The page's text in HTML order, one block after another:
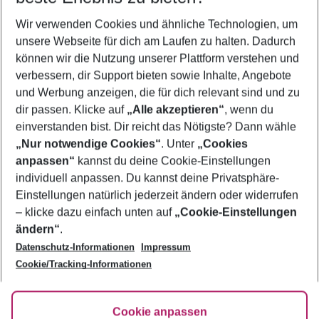
2 Erwachsene Keine Kinder
Mehr Filter anzeigen
Footer
Footer navigation
Über uns
AGB
Bestpreisgarantie
Cookie-Einstellungen ändern
Cookie-Richtlinie
Agenturbetreuung
Barrierefreies Reisen
FAQ
HanseMerkur Reiseversicherung
Folge uns
Wir verwenden Cookies und ähnliche Technologien, um
unsere Webseite für dich am Laufen zu halten. Dadurch
können wir die Nutzung unserer Plattform verstehen und
verbessern, dir Support bieten sowie Inhalte, Angebote
und Werbung anzeigen, die für dich relevant sind und zu
dir passen. Klicke auf „Alle akzeptieren“, wenn du
einverstanden bist. Dir reicht das Nötigste? Dann wähle
„Nur notwendige Cookies“. Unter „Cookies
anpassen“ kannst du deine Cookie-Einstellungen
individuell anpassen. Du kannst deine Privatsphäre-
Einstellungen natürlich jederzeit ändern oder widerrufen
– klicke dazu einfach unten auf „Cookie-Einstellungen
ändern“.
Datenschutz-Informationen
Impressum
Cookie/Tracking-Informationen
Cookie anpassen